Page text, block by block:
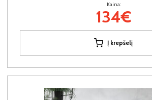
Kaina:
134€
Į krepšelį